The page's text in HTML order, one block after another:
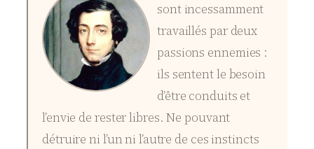
sont incessamment
travaillés par deux
passions ennemies :
ils sentent le besoin
d’être conduits et
l’envie de rester libres. Ne pouvant
détruire ni l’un ni l’autre de ces instincts